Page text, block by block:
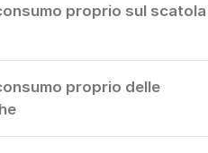
proprio sul scatola
proprio delle